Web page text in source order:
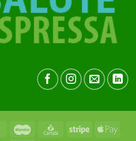
MasterCardMaestro CartaSi Stripe
Apple